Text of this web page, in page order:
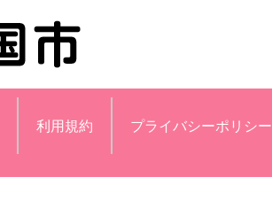
利用規約 プライバシーポリシー